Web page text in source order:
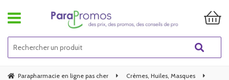
Parapharmacie en ligne pas cher
Crèmes, Huiles, Masques